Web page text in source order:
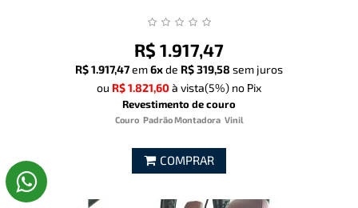
R$ 1.917,47
R$ 1.917,47em6xde R$ 319,58 sem juros
ou R$ 1.821,60à vista(5%) no Pix
Revestimento de couro
Couro Padrão Montadora Vinil
COMPRAR